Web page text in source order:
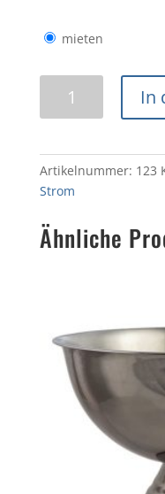
mieten
Menge
In
Artikelnummer: 123
Strom
Ähnliche